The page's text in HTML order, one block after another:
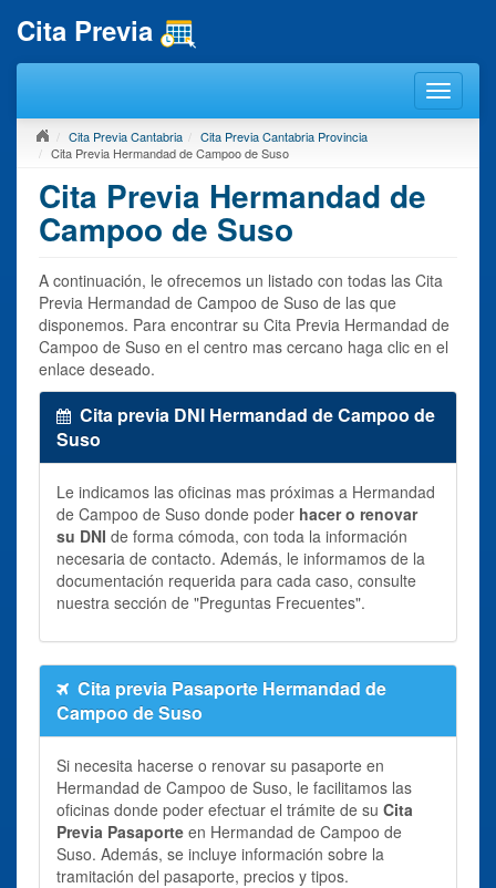
Cita Previa
Cita Previa Cantabria
Cita Previa Cantabria Provincia
Cita Previa Hermandad de Campoo de Suso
Cita Previa Hermandad de
Campoo de Suso
A continuación, le ofrecemos un listado con todas las Cita
Previa Hermandad de Campoo de Suso de las que
disponemos. Para encontrar su Cita Previa Hermandad de
Campoo de Suso en el centro mas cercano haga clic en el
enlace deseado.
Cita previa DNI Hermandad de Campoo de
Suso
Le indicamos las oficinas mas próximas a Hermandad
de Campoo de Suso donde poder hacer o renovar
su DNI de forma cómoda, con toda la información
necesaria de contacto. Además, le informamos de la
documentación requerida para cada caso, consulte
nuestra sección de "Preguntas Frecuentes".
Cita previa Pasaporte Hermandad de
Campoo de Suso
Si necesita hacerse o renovar su pasaporte en
Hermandad de Campoo de Suso, le facilitamos las
oficinas donde poder efectuar el trámite de su Cita
Previa Pasaporte en Hermandad de Campoo de
Suso. Además, se incluye información sobre la
tramitación del pasaporte, precios y tipos.